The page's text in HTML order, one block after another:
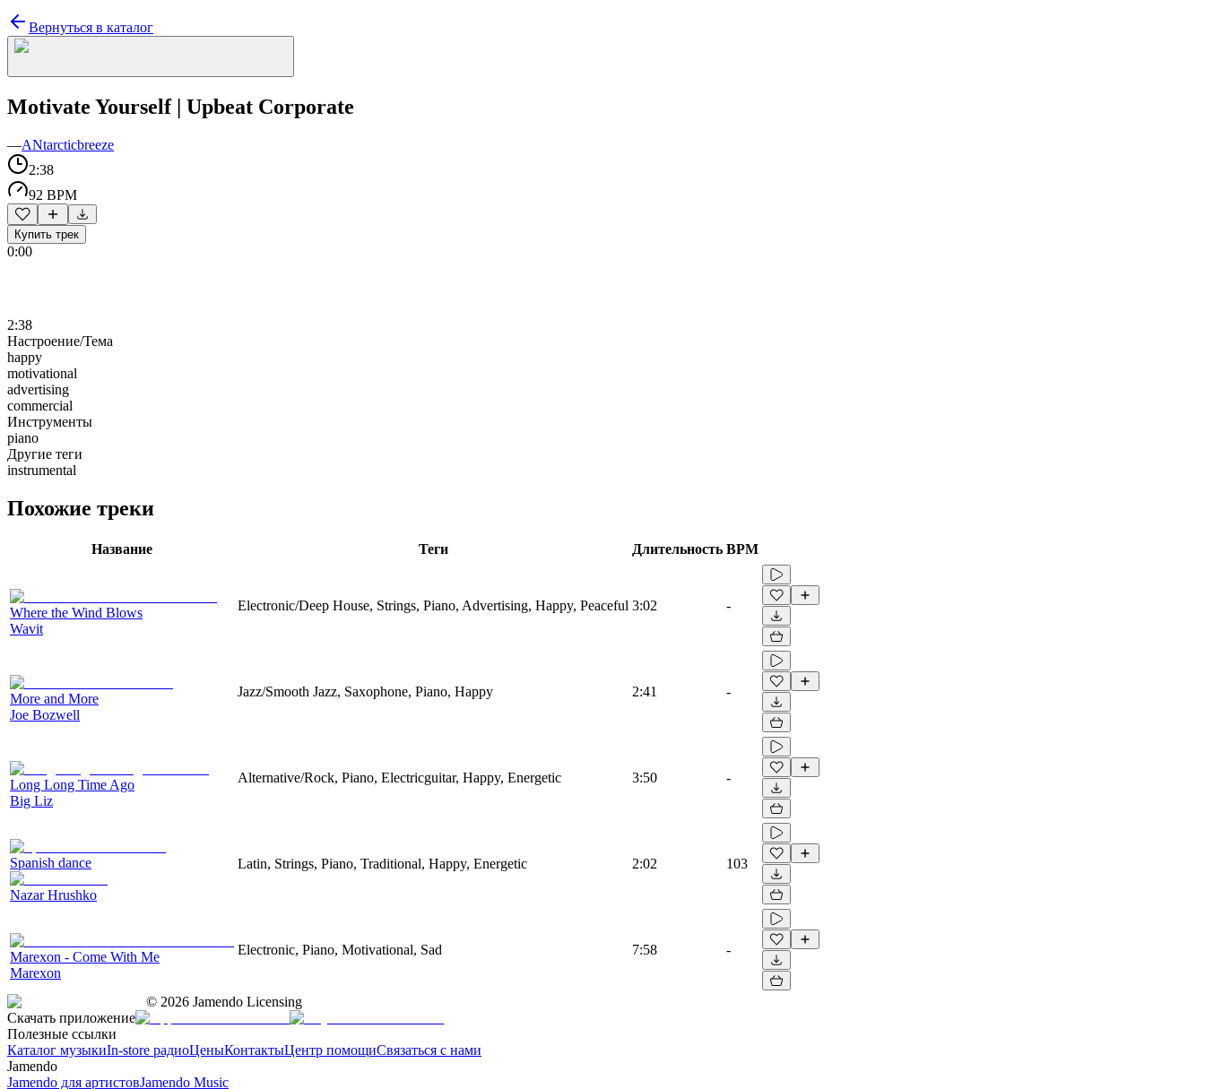
Вернуться в каталог
Motivate Yourself | Upbeat Corporate
—ANtarcticbreeze
2:38
92 BPM
Купить трек
0:00
2:38
Настроение/Тема
happy
motivational
advertising
commercial
Инструменты
piano
Другие теги
instrumental
Похожие треки
Название Теги Длительность BPM
Where the Wind Blows
Wavit
Electronic/Deep House, Strings, Piano, Advertising, Happy, Peaceful 3:02 -
More and More
Joe Bozwell
Jazz/Smooth Jazz, Saxophone, Piano, Happy 2:41 -
Long Long Time Ago
Big Liz
Alternative/Rock, Piano, Electricguitar, Happy, Energetic 3:50 -
Spanish dance
Nazar Hrushko
Latin, Strings, Piano, Traditional, Happy, Energetic 2:02 103
Marexon - Come With Me
Marexon
Electronic, Piano, Motivational, Sad 7:58 -
© 2026 Jamendo Licensing
Скачать приложение
Полезные ссылки
Каталог музыкиIn-store радиоЦеныКонтактыЦентр помощиСвязаться с нами
Jamendo
Jamendo для артистовJamendo Music